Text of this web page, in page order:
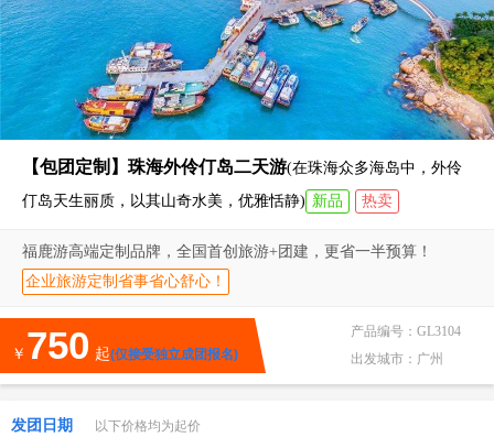
【包团定制】珠海外伶仃岛二天游(在珠海众多海岛中，外伶
仃岛天生丽质，以其山奇水美，优雅恬静) 新品 热卖
福鹿游高端定制品牌，全国首创旅游+团建，更省一半预算！
企业旅游定制省事省心舒心！
产品编号： GL3104
出发城市： 广州
￥ 750 起(仅接受独立成团报名)
发团日期 以下价格均为起价